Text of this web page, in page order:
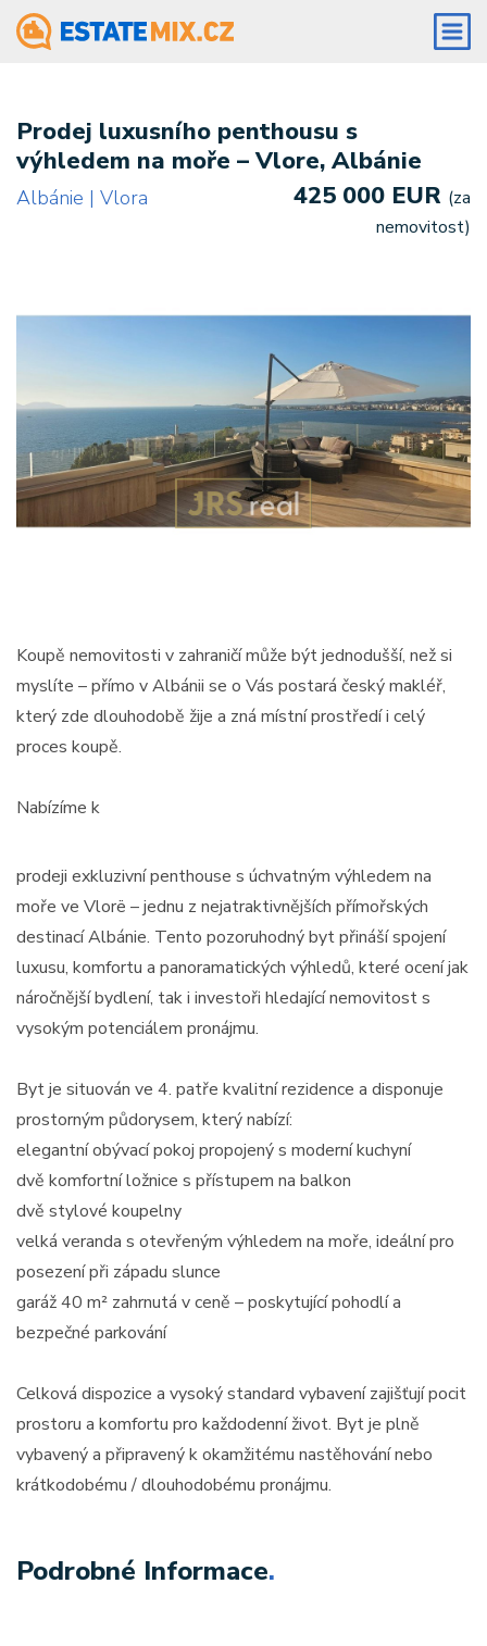
Prodej luxusního penthousu s
výhledem na moře – Vlore, Albánie
Albánie | Vlora 425 000 EUR (za
nemovitost)
Koupě nemovitosti v zahraničí může být jednodušší, než si
myslíte – přímo v Albánii se o Vás postará český makléř,
který zde dlouhodobě žije a zná místní prostředí i celý
proces koupě.
Nabízíme k
prodeji exkluzivní penthouse s úchvatným výhledem na
moře ve Vlorë – jednu z nejatraktivnějších přímořských
destinací Albánie. Tento pozoruhodný byt přináší spojení
luxusu, komfortu a panoramatických výhledů, které ocení jak
náročnější bydlení, tak i investoři hledající nemovitost s
vysokým potenciálem pronájmu.
Byt je situován ve 4. patře kvalitní rezidence a disponuje
prostorným půdorysem, který nabízí:
elegantní obývací pokoj propojený s moderní kuchyní
dvě komfortní ložnice s přístupem na balkon
dvě stylové koupelny
velká veranda s otevřeným výhledem na moře, ideální pro
posezení při západu slunce
garáž 40 m² zahrnutá v ceně – poskytující pohodlí a
bezpečné parkování
Celková dispozice a vysoký standard vybavení zajišťují pocit
prostoru a komfortu pro každodenní život. Byt je plně
vybavený a připravený k okamžitému nastěhování nebo
krátkodobému / dlouhodobému pronájmu.
Podrobné Informace.